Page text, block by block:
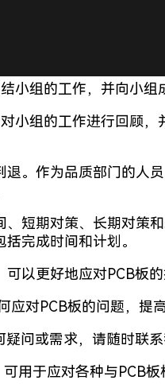
小组的工作，并向小组
小组的工作进行回顾
。作为品质部门的人
短期对策、长期对策
完成时间和计划。
以更好地应对PCB板
对PCB板的问题，提
问或需求，请随时联
用于应对各种与PCB板